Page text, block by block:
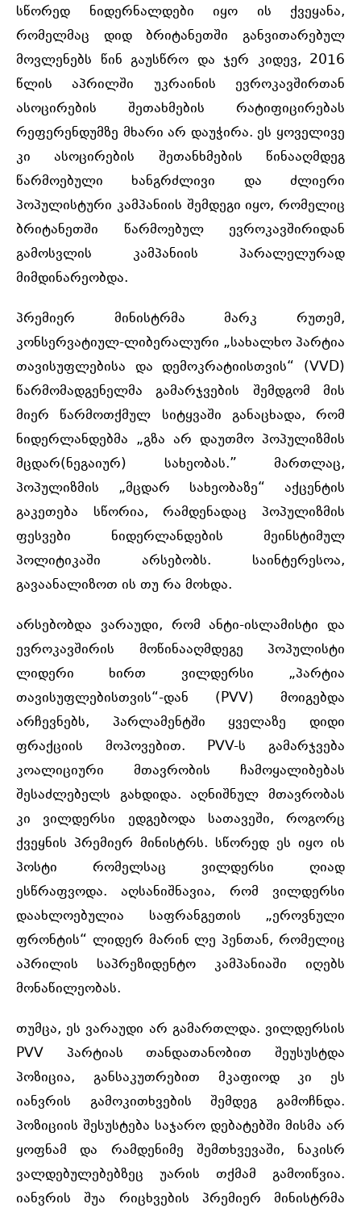
სწორედ ნიდერნალდები იყო ის ქვეყანა,
რომელმაც დიდ ბრიტანეთში განვითარებულ
მოვლენებს წინ გაუსწრო და ჯერ კიდევ, 2016
წლის აპრილში უკრაინის ევროკავშირთან
ასოცირების შეთახმების რატიფიცირებას
რეფერენდუმზე მხარი არ დაუჭირა. ეს ყოველივე
კი ასოცირების შეთანხმების წინააღმდეგ
წარმოებული ხანგრძლივი და ძლიერი
პოპულისტური კამპანიის შემდეგი იყო, რომელიც
ბრიტანეთში წარმოებულ ევროკავშირიდან
გამოსვლის კამპანიის პარალელურად
მიმდინარეობდა.
პრემიერ მინისტრმა მარკ რუთემ,
კონსერვატიულ-ლიბერალური „სახალხო პარტია
თავისუფლებისა და დემოკრატიისთვის“ (VVD)
წარმომადგენელმა გამარჯვების შემდგომ მის
მიერ წარმოთქმულ სიტყვაში განაცხადა, რომ
ნიდერლანდებმა „გზა არ დაუთმო პოპულიზმის
მცდარ(ნეგაიურ) სახეობას.” მართლაც,
პოპულიზმის „მცდარ სახეობაზე“ აქცენტის
გაკეთება სწორია, რამდენადაც პოპულიზმის
ფესვები ნიდერლანდების მეინსტიმულ
პოლიტიკაში არსებობს. საინტერესოა,
გავაანალიზოთ ის თუ რა მოხდა.
არსებობდა ვარაუდი, რომ ანტი-ისლამისტი და
ევროკავშირის მოწინააღმდეგე პოპულისტი
ლიდერი ხირთ ვილდერსი „პარტია
თავისუფლებისთვის“-დან (PVV) მოიგებდა
არჩევნებს, პარლამენტში ყველაზე დიდი
ფრაქციის მოპოვებით. PVV-ს გამარჯვება
კოალიციური მთავრობის ჩამოყალიბებას
შესაძლებელს გახდიდა. აღნიშნულ მთავრობას
კი ვილდერსი ედგებოდა სათავეში, როგორც
ქვეყნის პრემიერ მინისტრს. სწორედ ეს იყო ის
პოსტი რომელსაც ვილდერსი ღიად
ესწრაფვოდა. აღსანიშნავია, რომ ვილდერსი
დაახლოებულია საფრანგეთის „ეროვნული
ფრონტის“ ლიდერ მარინ ლე პენთან, რომელიც
აპრილის საპრეზიდენტო კამპანიაში იღებს
მონაწილეობას.
თუმცა, ეს ვარაუდი არ გამართლდა. ვილდერსის
PVV პარტიას თანდათანობით შეუსუსტდა
პოზიცია, განსაკუთრებით მკაფიოდ კი ეს
იანვრის გამოკითხვების შემდეგ გამოჩნდა.
პოზიციის შესუსტება საჯარო დებატებში მისმა არ
ყოფნამ და რამდენიმე შემთხვევაში, ნაკისრ
ვალდებულებებზეც უარის თქმამ გამოიწვია.
იანვრის შუა რიცხვების პრემიერ მინისტრმა